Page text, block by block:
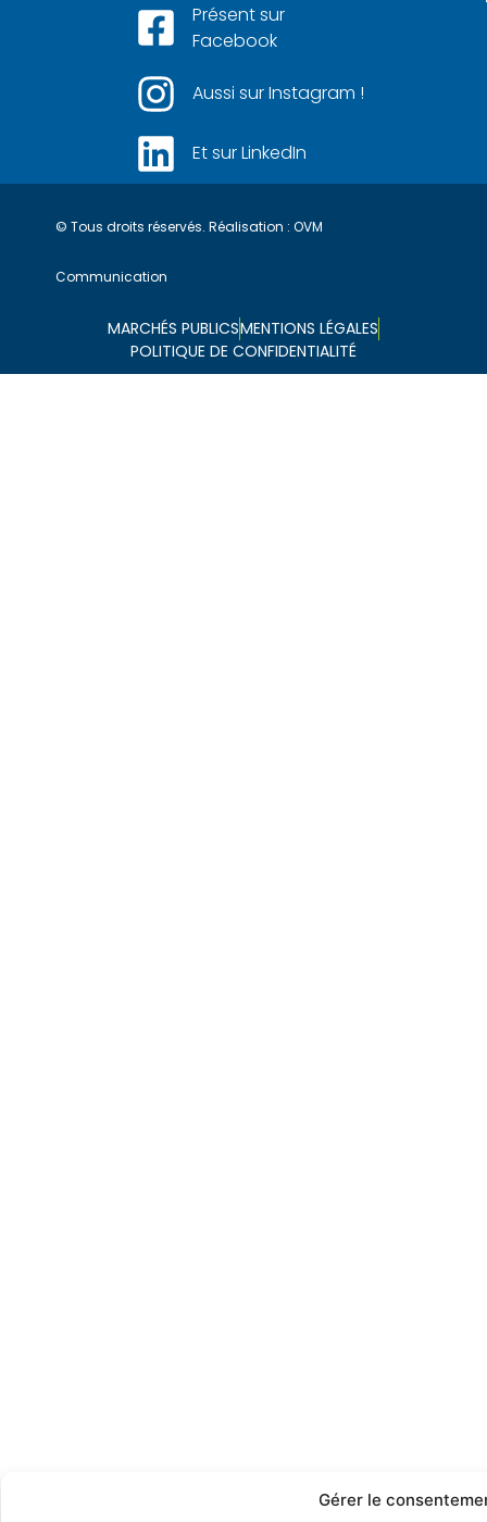
Gérer le
Présent sur
Facebook
Aussi sur Instagram !
Et sur LinkedIn
© Tous droits réservés. Réalisation : OVM
Communication
MARCHÉS PUBLICSMENTIONS LÉGALES
POLITIQUE DE CONFIDENTIALITÉ